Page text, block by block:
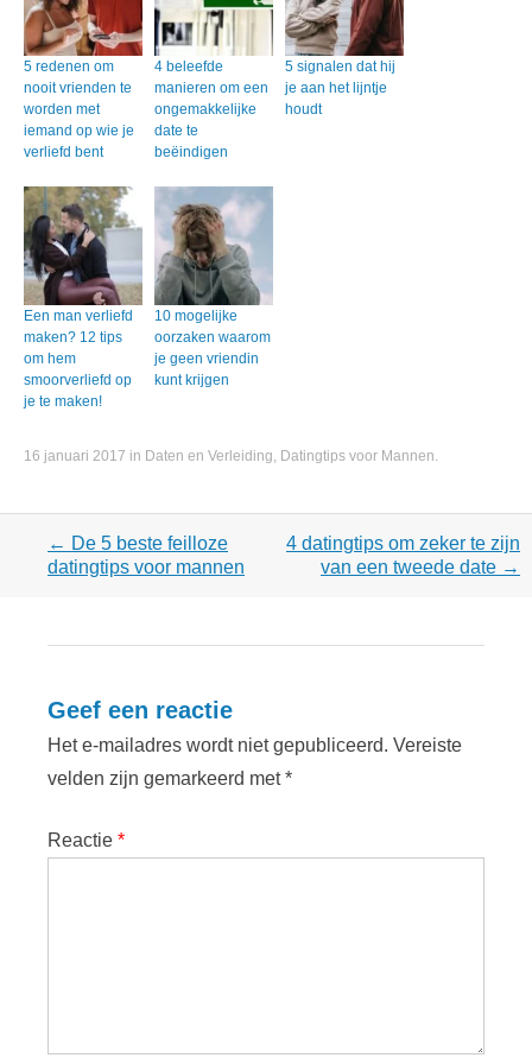
5 redenen om
nooit vrienden te
worden met
iemand op wie je
verliefd bent
4 beleefde
manieren om een
ongemakkelijke
date te
beëindigen
5 signalen dat hij
je aan het lijntje
houdt
Een man verliefd
maken? 12 tips
om hem
smoorverliefd op
je te maken!
10 mogelijke
oorzaken waarom
je geen vriendin
kunt krijgen
16 januari 2017 in Daten en Verleiding, Datingtips voor Mannen.
Post
navigation
← De 5 beste feilloze
datingtips voor mannen
4 datingtips om zeker te zijn
van een tweede date →
Geef een reactie
Het e-mailadres wordt niet gepubliceerd. Vereiste
velden zijn gemarkeerd met*
Reactie *